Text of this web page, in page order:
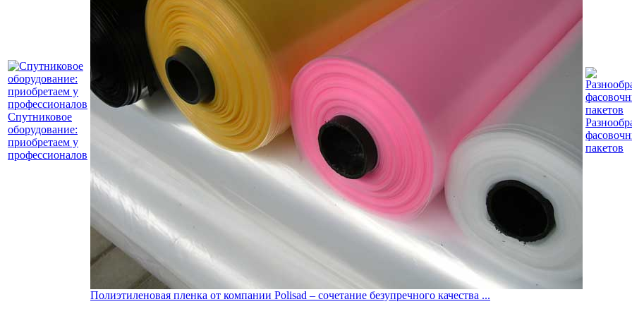
Спутниковое
оборудование:
приобретаем у
профессионалов
Полиэтиленовая пленка от компании Polisad – сочетание безупречного качества ...
пакетов